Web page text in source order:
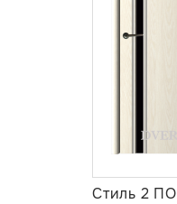
Стиль 2 ПО